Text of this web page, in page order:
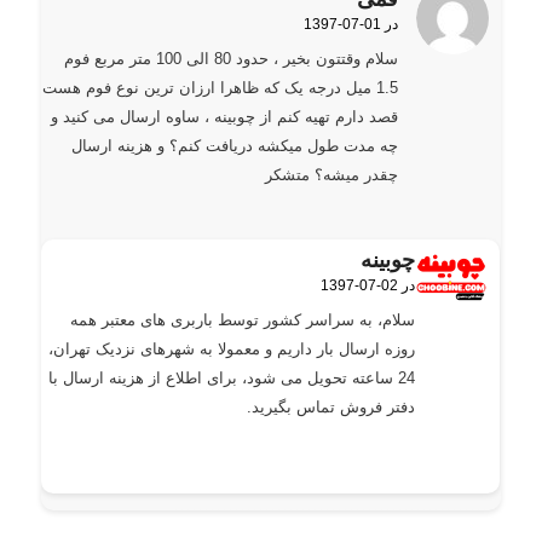
گفته:1397-07-01 در
سلام وقتتون بخیر ، حدود 80 الی 100 متر مربع فوم
1.5 میل درجه یک که ظاهرا ارزان ترین نوع فوم هست
قصد دارم تهیه کنم از چوبینه ، ساوه ارسال می کنید و
چه مدت طول میکشه دریافت کنم؟ و هزینه ارسال
چقدر میشه؟ متشکر
چوبینه
گفته:1397-07-02 در
سلام، به سراسر کشور توسط باربری های معتبر همه
روزه ارسال بار داریم و معمولا به شهرهای نزدیک تهران،
24 ساعته تحویل می شود، برای اطلاع از هزینه ارسال با
دفتر فروش تماس بگیرید.